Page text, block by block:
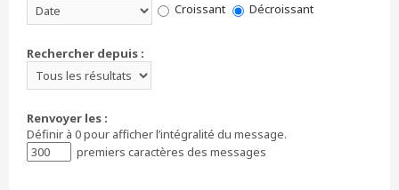
Croissant
Décroissant
Rechercher depuis :
Renvoyer les :
Définir à 0 pour afficher l’intégralité du message.
premiers caractères des messages